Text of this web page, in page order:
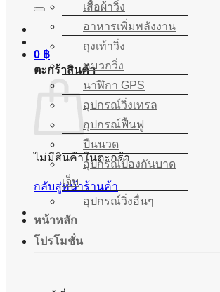
0 ฿
ตะกร้าสินค้า
ไม่มีสินค้าในตะกร้า
กลับสู่หน้าร้านค้า
เสื้อผ้าวิ่ง
อาหารเพิ่มพลังงาน
ถุงเท้าวิ่ง
หมวกวิ่ง
นาฬิกา GPS
อุปกรณ์วิ่งเทรล
อุปกรณ์ฟื้นฟู
ปืนนวด
อุปกรณ์ป้องกันบาด
เจ็บ
อุปกรณ์วิ่งอื่นๆ
หน้าหลัก
โปรโมชั่น